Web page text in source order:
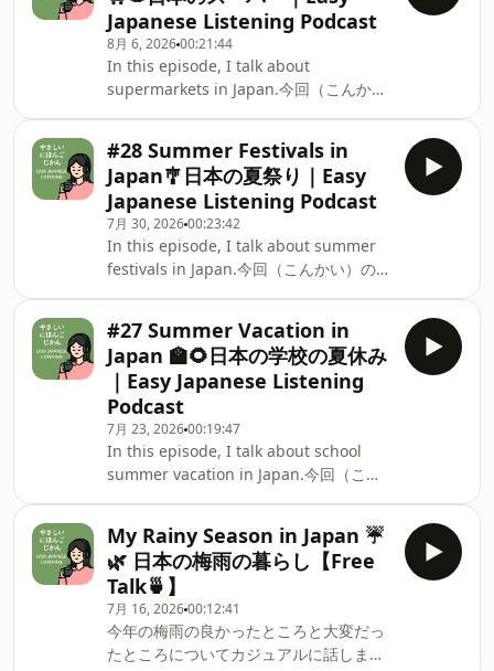
Japanese Listening Podcast
8月 6, 202600:21:44
In this episode, I talk about
supermarkets in Japan.今回（こんか
🛒✨This is a Japanese podcast for
people learning Japanese,where you
can relax and listen comfortably🍵
✨Please enjoy this episode and use it
to practice listening to Japanese!🎥
YouTube Playlist:
https://www.youtube.com/@megumi.japanese
🧡Substack:
https://substack.com/@megumijp#LearnJapanese
#JapanesePodcast
#28 Summer Festivals in
Japan🎐日本の夏祭り｜Easy
Japanese Listening Podcast
7月 30, 202600:23:42
In this episode, I talk about summer
festivals in Japan.今回（こんかい）のエ
した🎐✨This is a Japanese podcast for
people learning Japanese,where you
can relax and listen comfortably🍵
✨Please enjoy this episode and use it
to practice listening to Japanese!🎥
YouTube Playlist:
https://www.youtube.com/@megumi.japanese
🧡Substack:
https://substack.com/@megumijp#LearnJapanese
#Japanes
#27 Summer Vacation in
Japan 🏫🌻日本の学校の夏休み
｜Easy Japanese Listening
Podcast
7月 23, 202600:19:47
In this episode, I talk about school
summer vacation in Japan.今回（こん
ん）の学校（がっこう）の夏休（なつや
す）みについて話（はな）しました🏫🌻
This is a Japanese podcast for people
learning Japanese,where you can
relax and listen comfortably🍵✨Please
enjoy this episode and use it to
practice listening to Japanese!🎥
My Rainy Season in Japan ☔️
🌿 日本の梅雨の暮らし【Free
Talk🍵】
7月 16, 202600:12:41
今年の梅雨の良かったところと大変だっ
たところについてカジュアルに話しまし